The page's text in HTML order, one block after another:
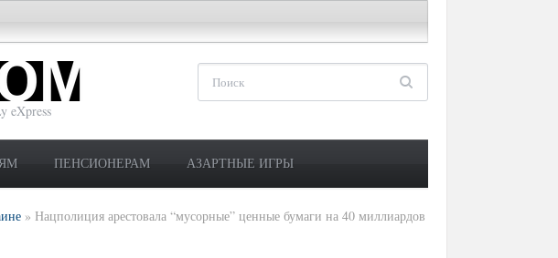
eXpress
ПЕНСИОНЕРАМ АЗАРТНЫЕ ИГРЫ
» Нацполиция арестовала “мусорные” ценные бумаги на 40 миллиардов